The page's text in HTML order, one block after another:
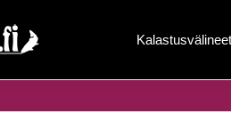
Kalastusvälineet